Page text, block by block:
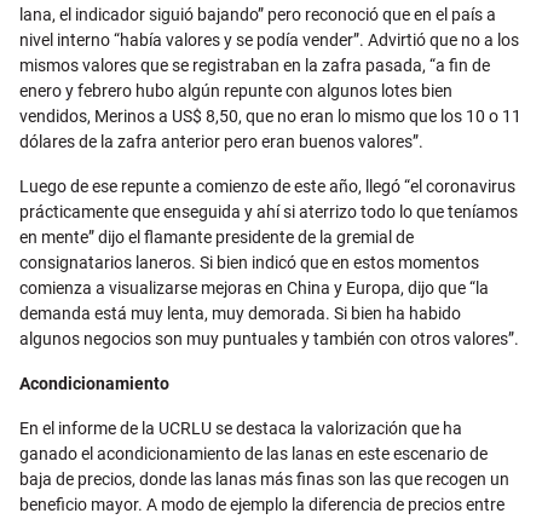
lana, el indicador siguió bajando” pero reconoció que en el país a
nivel interno “había valores y se podía vender”. Advirtió que no a los
mismos valores que se registraban en la zafra pasada, “a fin de
enero y febrero hubo algún repunte con algunos lotes bien
vendidos, Merinos a US$ 8,50, que no eran lo mismo que los 10 o 11
dólares de la zafra anterior pero eran buenos valores”.
Luego de ese repunte a comienzo de este año, llegó “el coronavirus
prácticamente que enseguida y ahí si aterrizo todo lo que teníamos
en mente” dijo el flamante presidente de la gremial de
consignatarios laneros. Si bien indicó que en estos momentos
comienza a visualizarse mejoras en China y Europa, dijo que “la
demanda está muy lenta, muy demorada. Si bien ha habido
algunos negocios son muy puntuales y también con otros valores”.
Acondicionamiento
En el informe de la UCRLU se destaca la valorización que ha
ganado el acondicionamiento de las lanas en este escenario de
baja de precios, donde las lanas más finas son las que recogen un
beneficio mayor. A modo de ejemplo la diferencia de precios entre